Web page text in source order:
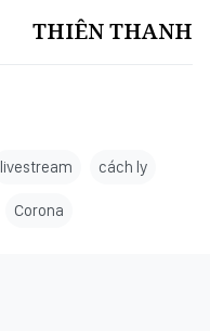
THIÊN THANH
livestream cách ly
Corona